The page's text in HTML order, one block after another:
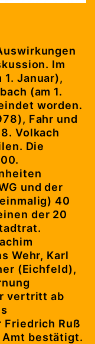
Im
Januar),
(am 1.
worden.
Fahr und
Volkach
Die
und der
40
der 20
Wehr, Karl
(Eichfeld),
vertritt ab
Ruß
Amt bestätigt.